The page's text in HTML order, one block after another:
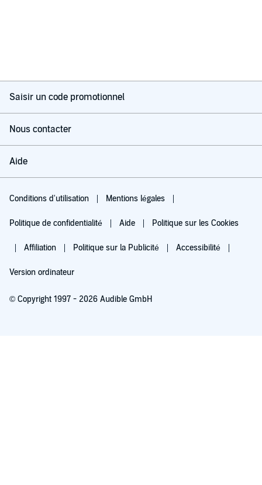
Saisir un code promotionnel
Nous contacter
Aide
Conditions d'utilisation Mentions légales
Politique de confidentialité Aide Politique sur les Cookies
Affiliation Politique sur la Publicité Accessibilité
Version ordinateur
© Copyright 1997 - 2026 Audible GmbH